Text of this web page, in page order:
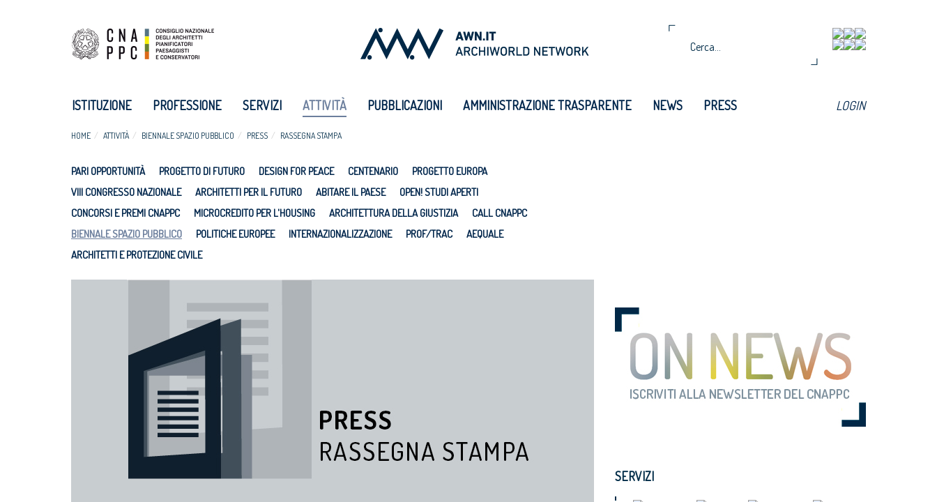
ISTITUZIONE PROFESSIONE SERVIZI ATTIVITÀ PUBBLICAZIONI AMMINISTRAZIONE TRASPARENTE NEWS PRESS LOGIN
HOME ATTIVITÀ BIENNALE SPAZIO PUBBLICO PRESS RASSEGNA STAMPA
PARI OPPORTUNITÀ PROGETTO DI FUTURO DESIGN FOR PEACE CENTENARIO
PROGETTO EUROPA
VIII CONGRESSO NAZIONALE
ARCHITETTI PER IL FUTURO ABITARE IL PAESE
OPEN! STUDI APERTI
CONCORSI E PREMI CNAPPC
MICROCREDITO PER L'HOUSING ARCHITETTURA DELLA GIUSTIZIA
CALL CNAPPC
BIENNALE SPAZIO PUBBLICO
POLITICHE EUROPEE INTERNAZIONALIZZAZIONE PROF/TRAC
AEQUALE
ARCHITETTI E PROTEZIONE CIVILE
SERVIZI